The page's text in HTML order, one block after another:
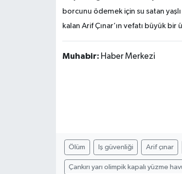
borcunu ödemek için su satan
kalan Arif Çınar’ın vefatı büyük bir
Muhabir: Haber Merkezi
Ölüm Iş güvenliği Arif çınar
Çankırı yarı olimpik kapalı yüzme